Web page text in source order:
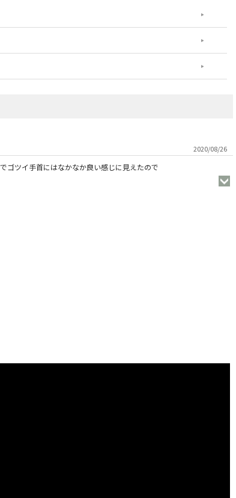
2020/08/26
ゴツイ手首にはなかなか良い感じに見えたので